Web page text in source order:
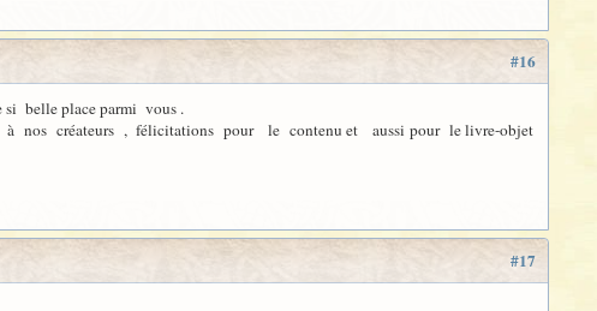
#16
belle place parmi vous .
nos créateurs , félicitations pour le contenu et aussi pour le livre-objet
#17